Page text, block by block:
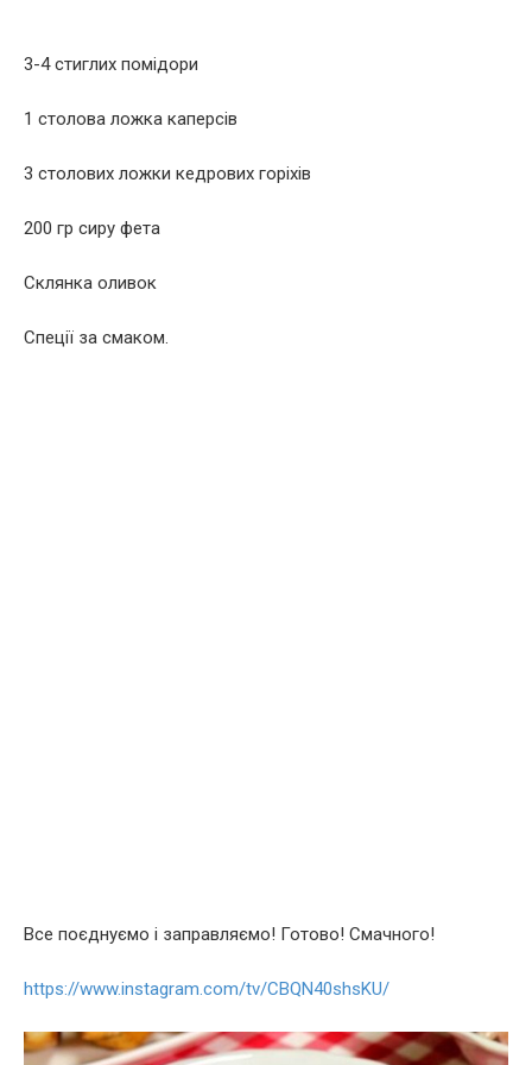
3-4 стиглих помідори
1 столова ложка каперсів
3 столових ложки кедрових горіхів
200 гр сиру фета
Склянка оливок
Спеції за смаком.
Все поєднуємо і заправляємо! Готово! Смачного!
https://www.instagram.com/tv/CBQN40shsKU/